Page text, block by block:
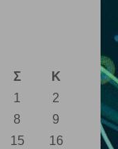
Σ
Κ
1
2
8
9
15
16